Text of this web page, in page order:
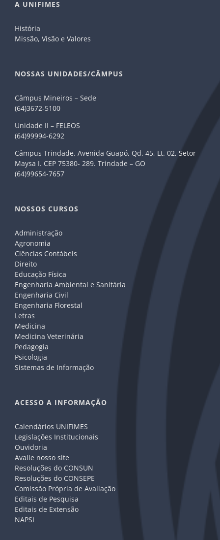
A UNIFIMES
História
Missão, Visão e Valores
NOSSAS UNIDADES/CÂMPUS
Câmpus Mineiros – Sede
(64)3672-5100
Unidade II – FELEOS
(64)99994-6292
Câmpus Trindade. Avenida Guapó, Qd. 45, Lt. 02, Setor
Maysa I. CEP 75380- 289. Trindade – GO
(64)99654-7657
NOSSOS CURSOS
Administração
Agronomia
Ciências Contábeis
Direito
Educação Física
Engenharia Ambiental e Sanitária
Engenharia Civil
Engenharia Florestal
Letras
Medicina
Medicina Veterinária
Pedagogia
Psicologia
Sistemas de Informação
ACESSO A INFORMAÇÃO
Calendários UNIFIMES
Legislações Institucionais
Ouvidoria
Avalie nosso site
Resoluções do CONSUN
Resoluções do CONSEPE
Comissão Própria de Avaliação
Editais de Pesquisa
Editais de Extensão
NAPSI